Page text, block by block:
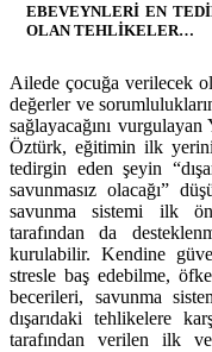
EBEVEYNLERİ EN
OLAN TEHLİKELER…
Ailede çocuğa verilecek
değerler ve
sağlayacağını
Öztürk, eğitimin ilk
tedirgin eden şeyin
savunmasız olacağı”
savunma sistemi ilk
tarafından da
kurulabilir. Kendine
stresle baş edebilme,
becerileri, savunma
dışarıdaki tehlikelere
tarafından verilen ilk